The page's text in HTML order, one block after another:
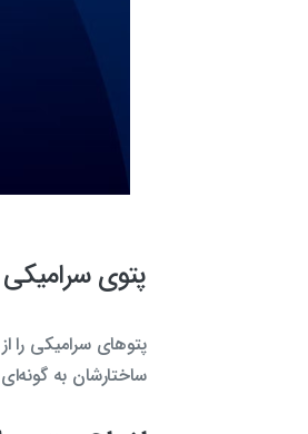
پتوی
پتوهای سرامیکی را
ساختارشان به